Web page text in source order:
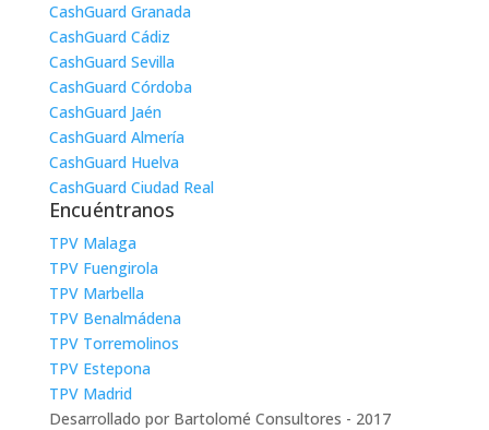
CashGuard Granada
CashGuard Cádiz
CashGuard Sevilla
CashGuard Córdoba
CashGuard Jaén
CashGuard Almería
CashGuard Huelva
CashGuard Ciudad Real
Encuéntranos
TPV Malaga
TPV Fuengirola
TPV Marbella
TPV Benalmádena
TPV Torremolinos
TPV Estepona
TPV Madrid
Desarrollado por Bartolomé Consultores - 2017